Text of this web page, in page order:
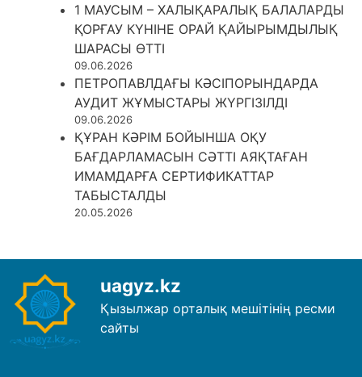
1 МАУСЫМ – ХАЛЫҚАРАЛЫҚ БАЛАЛАРДЫ
ҚОРҒАУ КҮНІНЕ ОРАЙ ҚАЙЫРЫМДЫЛЫҚ
ШАРАСЫ ӨТТІ
09.06.2026
ПЕТРОПАВЛДАҒЫ КӘСІПОРЫНДАРДА
АУДИТ ЖҰМЫСТАРЫ ЖҮРГІЗІЛДІ
09.06.2026
ҚҰРАН КӘРІМ БОЙЫНША ОҚУ
БАҒДАРЛАМАСЫН СӘТТІ АЯҚТАҒАН
ИМАМДАРҒА СЕРТИФИКАТТАР
ТАБЫСТАЛДЫ
20.05.2026
uagyz.kz
Қызылжар орталық мешітінің ресми
сайты